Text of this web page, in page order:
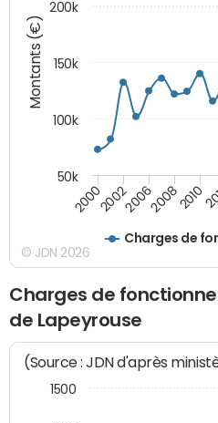
Montants (€)
Charges de
20002002200620082010
50k
100k
150k
200k
© JDN 2026
Charges de
de Lapeyrouse
(Source : JDN d'après
1500